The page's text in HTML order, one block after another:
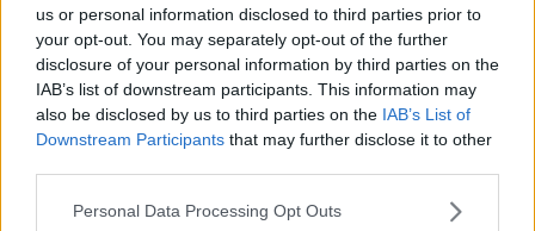
us or personal information disclosed to third parties prior to
your opt-out. You may separately opt-out of the further
disclosure of your personal information by third parties on the
IAB’s list of downstream participants. This information may
also be disclosed by us to third parties on the IAB’s List of
Downstream Participants that may further disclose it to other
Please note that this website/app uses one or more Google
Personal Data Processing Opt Outs